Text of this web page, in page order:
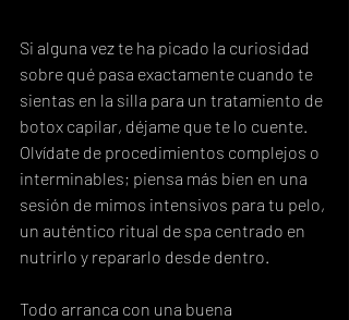
Si alguna vez te ha picado la curiosidad
sobre qué pasa exactamente cuando te
sientas en la silla para un tratamiento de
botox capilar, déjame que te lo cuente.
Olvídate de procedimientos complejos o
interminables; piensa más bien en una
sesión de mimos intensivos para tu pelo,
un auténtico ritual de spa centrado en
nutrirlo y repararlo desde dentro.
Todo arranca con una buena